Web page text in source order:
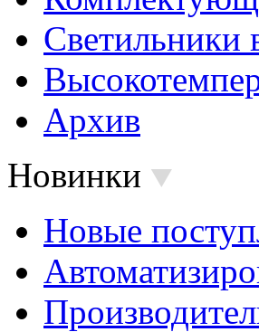
Светильники
Архив
Новинки
Новые